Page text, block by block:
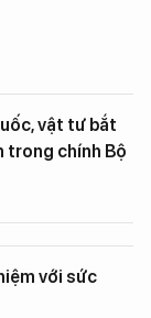
vật tư bắt
trong chính Bộ
với sức